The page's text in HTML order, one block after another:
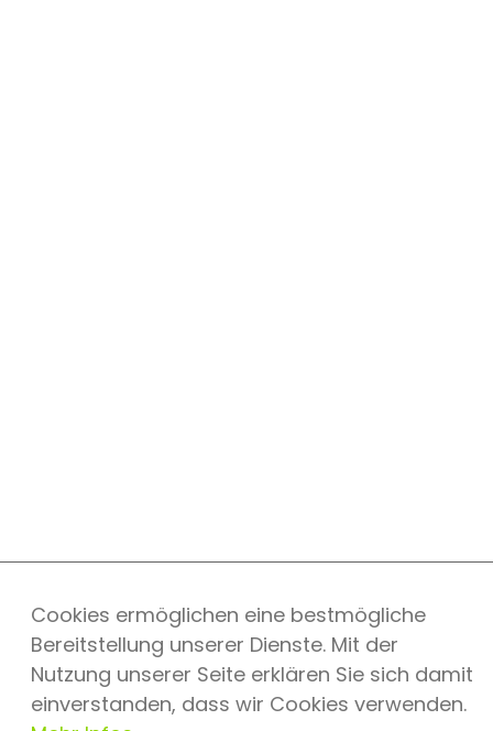
Cookies ermöglichen eine bestmögliche
Bereitstellung unserer Dienste. Mit der
Nutzung unserer Seite erklären Sie sich damit
einverstanden, dass wir Cookies verwenden.